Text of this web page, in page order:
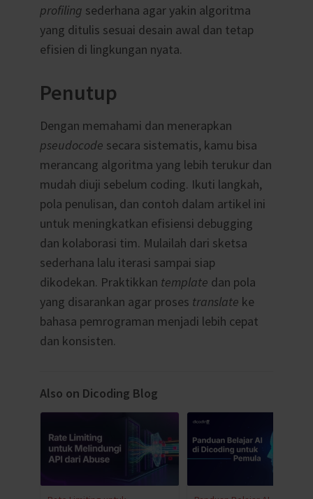
profiling sederhana agar yakin algoritma
yang ditulis sesuai desain awal dan tetap
efisien di lingkungan nyata.
Penutup
Dengan memahami dan menerapkan
pseudocode secara sistematis, kamu bisa
merancang algoritma yang lebih terukur dan
mudah diuji sebelum coding. Ikuti langkah,
pola penulisan, dan contoh dalam artikel ini
untuk meningkatkan efisiensi debugging
dan kolaborasi tim. Mulailah dari sketsa
sederhana lalu iterasi sampai siap
dikodekan. Praktikkan template dan pola
yang disarankan agar proses translate ke
bahasa pemrograman menjadi lebih cepat
dan konsisten.
Also on Dicoding Blog